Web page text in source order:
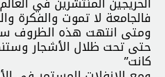
فالجامعة لا تموت والفكرة
ومتى انتهت هذه الظروف
حتى تحت ظلال الأشجار
كانت”